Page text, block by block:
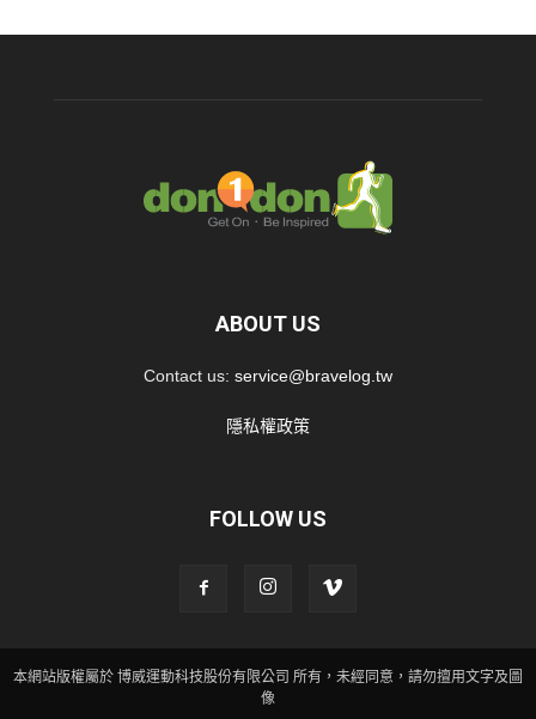
ABOUT US
Contact us: service@bravelog.tw
隱私權政策
FOLLOW US
本網站版權屬於 博威運動科技股份有限公司 所有，未經同意，請勿擅用文字及圖
像